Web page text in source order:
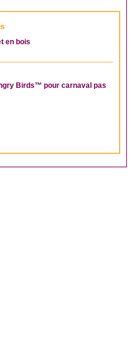
en bois
Birds™ pour carnaval pas